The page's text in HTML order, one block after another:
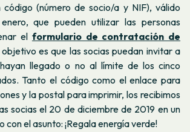
código (número de socio/a y NIF), válido
que pueden utilizar las personas
el formulario de contratación de
objetivo es que las socias puedan invitar a
llegado o no al límite de los cinco
Tanto el código como el enlace para
y la postal para imprimir, los recibimos
socias el 20 de diciembre de 2019 en un
el asunto: ¡Regala energía verde!